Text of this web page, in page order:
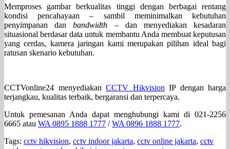
Memproses gambar berkualitas tinggi dengan berbagai rentang
kondisi pencahayaan – sambil meminimalkan kebutuhan
penyimpanan danbandwidth – dan menyediakan kesadaran
situasional berdasar data untuk membantu Anda membuat keputusan
yang cerdas, kamera jaringan kami merupakan pilihan ideal bagi
ratusan skenario kebutuhan.
CCTVonline24 menyediakan CCTV Hikvision IP dengan harga
terjangkau, kualitas terbaik, bergaransi dan terpercaya.
Untuk pemesanan Anda dapat menghubungi kami di 021-2256
6665 atau WA 0895 1888 1777 /WA 0896 1888 1777.
Tags: cctv hikvision, cctv indoor jakarta, cctv online jakarta, cctv